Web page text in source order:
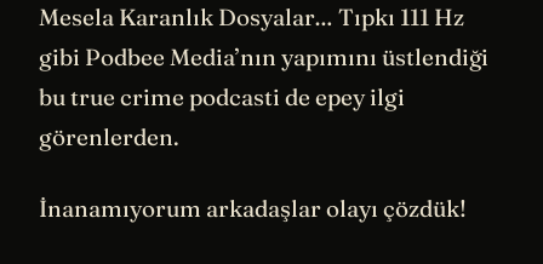
Mesela Karanlık Dosyalar… Tıpkı 111 Hz
gibi Podbee Media’nın yapımını üstlendiği
bu true crime podcasti de epey ilgi
görenlerden.
İnanamıyorum arkadaşlar olayı çözdük!